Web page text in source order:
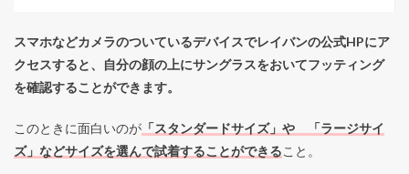
スマホなどカメラのついているデバイスでレイバンの公式HPにア
クセスすると、自分の顔の上にサングラスをおいてフッティング
を確認することができます。
このときに面白いのが 「スタンダードサイズ」や 「ラージサイ
ズ」などサイズを選んで試着することができること。